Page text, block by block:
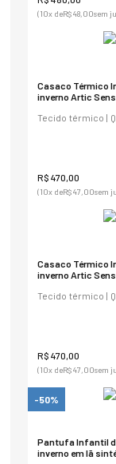
(10x deR$48,00sem
Casaco Térmico
inverno Artic
Tecido térmico |
R$ 470,00
(10x deR$47,00sem
Casaco Térmico
inverno Artic
Tecido térmico |
R$ 470,00
(10x deR$47,00sem
-50%
Pantufa Infantil
inverno em lã